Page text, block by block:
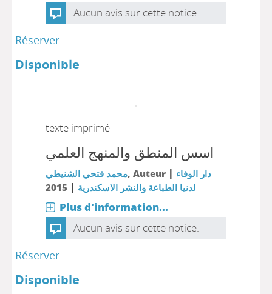
Aucun avis sur cette notice.
Réserver
Disponible
texte imprimé
اسس المنطق والمنهج العلمي
محمد فتحي الشنيطي, Auteur | دار الوفاء
لدنيا الطباعة والنشر الاسكندرية |
2015
Plus d'information...
Aucun avis sur cette notice.
Réserver
Disponible